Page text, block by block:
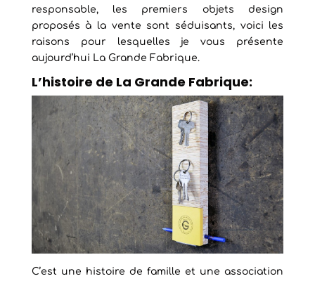
responsable, les premiers objets design
proposés à la vente sont séduisants, voici les
raisons pour lesquelles je vous présente
aujourd’hui La Grande Fabrique.
L’histoire de La Grande Fabrique:
C’est une histoire de famille et une association